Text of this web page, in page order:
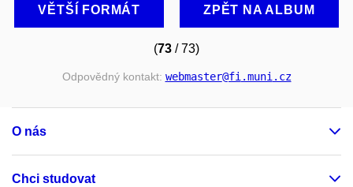
VĚTŠÍ FORMÁT ZPĚT NA ALBUM
(73 / 73)
Odpovědný kontakt: webmaster@fi .muni .cz
O nás
Chci studovat